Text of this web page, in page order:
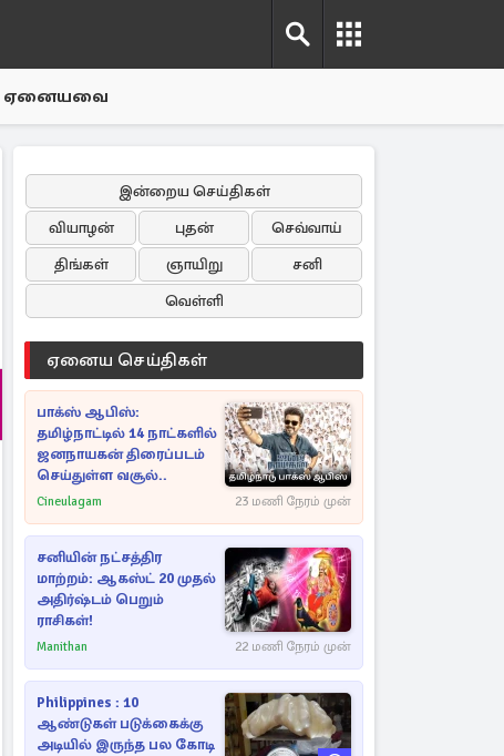
ஏனையவை
இன்றைய செய்திகள்
வியாழன்
புதன்
செவ்வாய்
திங்கள்
ஞாயிறு
சனி
வெள்ளி
ஏனைய செய்திகள்
பாக்ஸ் ஆபிஸ்:
தமிழ்நாட்டில் 14 நாட்களில்
ஜனநாயகன் திரைப்படம்
செய்துள்ள வசூல்..
Cineulagam 23 மணி நேரம் முன்
சனியின் நட்சத்திர
மாற்றம்: ஆகஸ்ட் 20 முதல்
அதிர்ஷ்டம் பெறும்
ராசிகள்!
Manithan 22 மணி நேரம் முன்
Philippines : 10
ஆண்டுகள் படுக்கைக்கு
அடியில் இருந்த பல கோடி